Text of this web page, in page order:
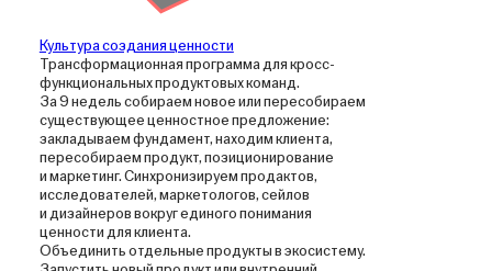
Культура создания ценности
Трансформационная программа для кросс-
функциональных продуктовых команд.
За 9 недель собираем новое или пересобираем
существующее ценностное предложение:
закладываем фундамент, находим клиента,
пересобираем продукт, позиционирование
и маркетинг. Синхронизируем продактов,
исследователей, маркетологов, сейлов
и дизайнеров вокруг единого понимания
ценности для клиента.
Объединить отдельные продукты в экосистему.